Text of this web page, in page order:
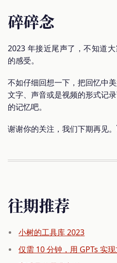
碎碎念
2023 年接近尾声了，不知道
的感受。
不如仔细回想一下，把回忆中
文字、声音或是视频的形式记
的记忆吧。
谢谢你的关注，我们下期再见
往期推荐
小树的工具库 2023
仅需 10 分钟，用 GPTs 实